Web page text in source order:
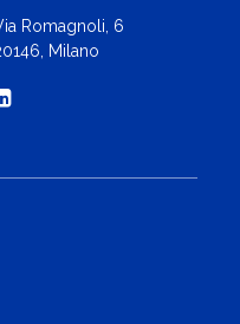
Romagnoli, 6
Milano